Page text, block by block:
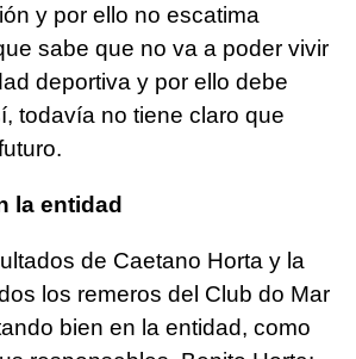
y por ello no escatima
sabe que no va a poder vivir
deportiva y por ello debe
todavía no tiene claro que
la entidad
de Caetano Horta y la
los remeros del Club do Mar
bien en la entidad, como